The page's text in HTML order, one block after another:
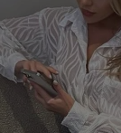
تم الإعلان عنه
وقريبة من الجلد